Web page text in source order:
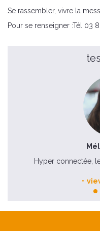
Se rassembler, vivre la
Pour se renseigner :Tél 03
Hyper connectée,